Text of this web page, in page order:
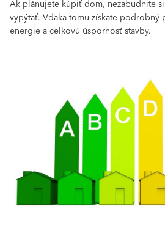
Ak plánujete kúpiť dom, nezabudnite
vypýtať. Vďaka tomu získate podrobný
energie a celkovú úspornosť stavby.